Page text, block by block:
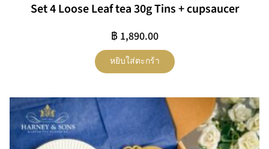
Set 4 Loose Leaf tea 30g Tins + cupsaucer
฿1,890.00
หยิบใส่ตะกร้า